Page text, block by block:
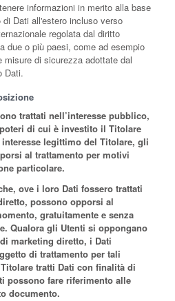
informazioni in merito alla base
Dati all'estero incluso verso
regolata dal diritto
due o più paesi, come ad esempio
misure di sicurezza adottate dal
Dati.
trattati nell’interesse pubblico,
di cui è investito il Titolare
legittimo del Titolare, gli
al trattamento per motivi
particolare.
ove i loro Dati fossero trattati
possono opporsi al
gratuitamente e senza
Qualora gli Utenti si oppongano
marketing diretto, i Dati
di trattamento per tali
tratti Dati con finalità di
possono fare riferimento alle
documento.